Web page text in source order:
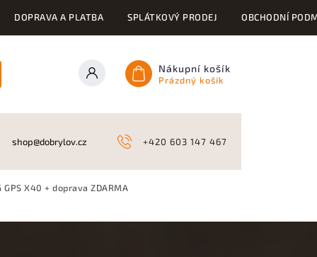
DOPRAVA A PLATBA SPLÁTKOVÝ PRODEJ OBCHODNÍ
Nákupní košík
Prázdný košík
KYNOLOGICKÉ POTŘEBY NAHÁŇKY A LOV
+420 603 147 467
shop@dobrylov.cz
X40 + doprava ZDARMA